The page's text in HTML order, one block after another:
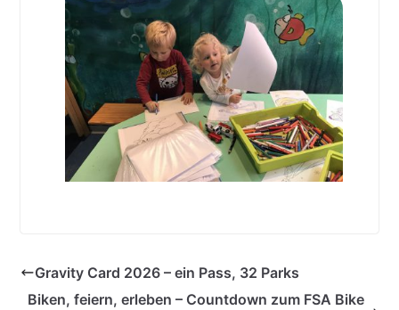
Gravity Card 2026 – ein Pass, 32 Parks
Biken, feiern, erleben – Countdown zum FSA Bike